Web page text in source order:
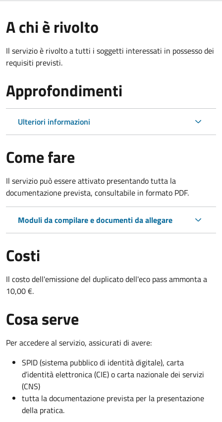
A chi è rivolto
Il servizio è rivolto a tutti i soggetti interessati in possesso dei
requisiti previsti.
Approfondimenti
Ulteriori informazioni
Come fare
Il servizio può essere attivato presentando tutta la
documentazione prevista, consultabile in formato PDF.
Moduli da compilare e documenti da allegare
Costi
Il costo dell'emissione del duplicato dell'eco pass ammonta a
10,00 €.
Cosa serve
Per accedere al servizio, assicurati di avere:
SPID (sistema pubblico di identità digitale), carta
d’identità elettronica (CIE) o carta nazionale dei servizi
(CNS)
tutta la documentazione prevista per la presentazione
della pratica.